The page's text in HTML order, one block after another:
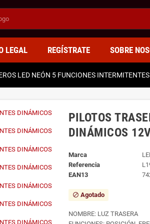
LEGAL REGÍSTRATE SOBRE
LED NEÓN 5 FUNCIONES
PILOTOS
DINÁMICOS
Marca
Referencia
EAN13
block Agotado
NOMBRE: LUZ TRASERA